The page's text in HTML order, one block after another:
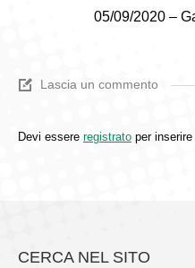
05/09/2020 –
Lascia un commento
Devi essere registrato per
CERCA NEL SITO